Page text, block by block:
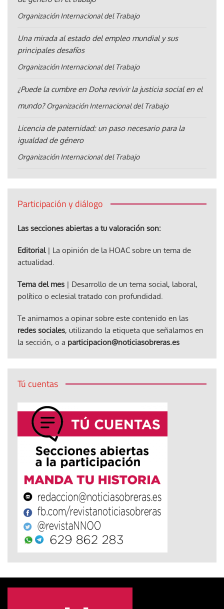
Organización Internacional del Trabajo
Una mirada al estado del empleo mundial y sus
principales desafíos
Organización Internacional del Trabajo
¿Puede la cumbre en Doha revivir la justicia social en el
mundo? Organización Internacional del Trabajo
Licencia de paternidad: un paso necesario para la
igualdad de género
Organización Internacional del Trabajo
Participación y diálogo
Las secciones abiertas a tu valoración son:
Editorial| La opinión de la HOAC sobre un tema de
actualidad.
Tema del mes | Desarrollo de un tema social, laboral,
político o eclesial tratado con profundidad.
Te animamos a opinar sobre este contenido en las
redes sociales, utilizando la etiqueta que señalamos en
la sección, o a participacion@noticiasobreras.es
Tú cuentas